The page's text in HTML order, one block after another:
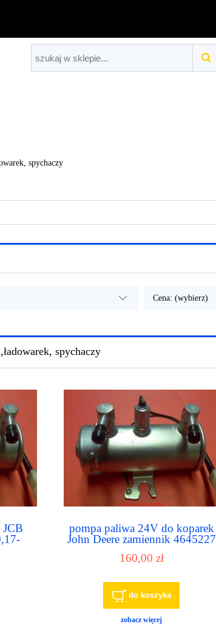
spychaczy
Cena: (wybierz)
spychaczy
pompa paliwa 24V do koparek
John Deere zamiennik 4645227
160,00 zł
do koszyka
zobacz więcej